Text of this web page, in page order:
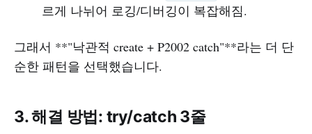
르게 나뉘어 로깅/디버깅이 복잡해짐.
그래서 **"낙관적 create + P2002 catch"**라는 더 단
순한 패턴을 선택했습니다.
3. 해결 방법: try/catch 3줄